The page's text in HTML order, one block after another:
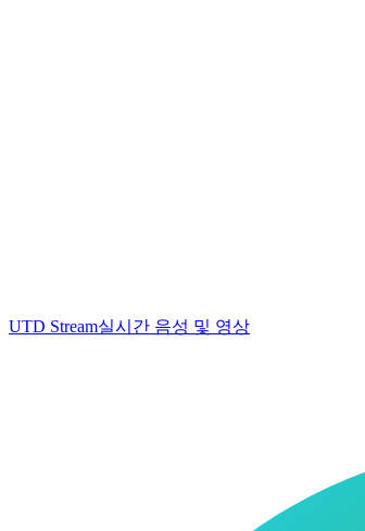
UTD Stream실시간 음성 및 영상